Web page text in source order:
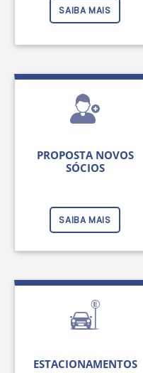
SAIBA MAIS
PROPOSTA NOVOS
SÓCIOS
SAIBA MAIS
ESTACIONAMENTOS